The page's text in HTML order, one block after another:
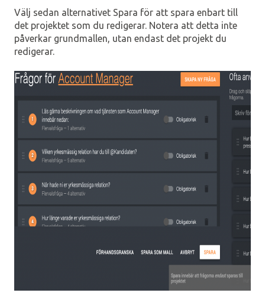
Välj sedan alternativet Spara för att spara enbart till
det projektet som du redigerar. Notera att detta inte
påverkar grundmallen, utan endast det projekt du
redigerar.